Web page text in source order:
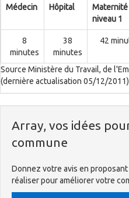
Médecin Hôpital
Maternité
niveau 1
8
minutes
38
minutes
42
Source Ministère du Travail, de
(dernière actualisation 05/12/2011)
Array, vos idées
commune
Donnez votre avis en proposant
réaliser pour améliorer votre